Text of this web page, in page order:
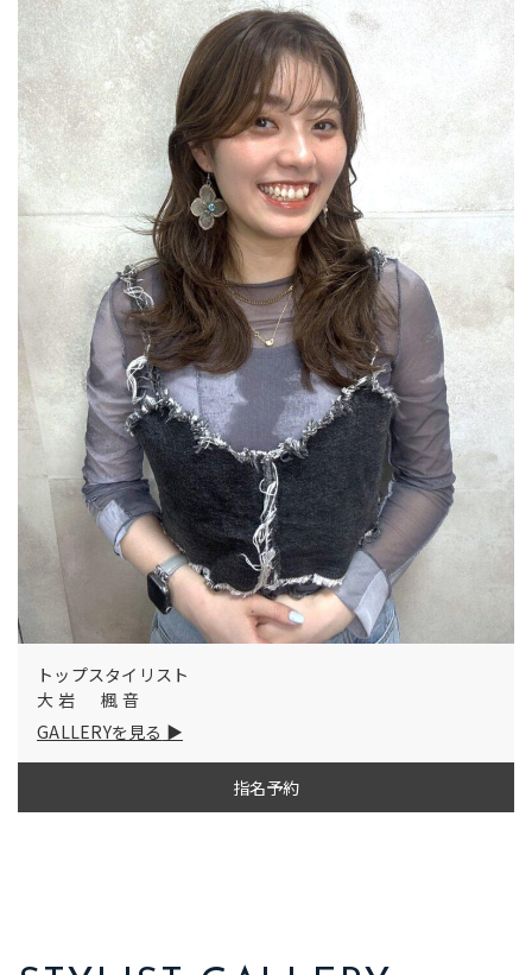
トップスタイリスト
大岩 楓音
GALLERYを見る
指名予約